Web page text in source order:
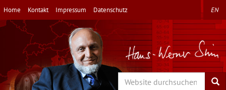
Direkt
zum
Inhalt
Home Kontakt Impressum Datenschutz EN
Search